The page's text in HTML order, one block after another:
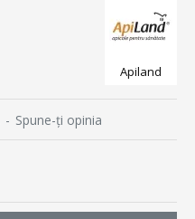
Apiland
- Spune-ţi opinia